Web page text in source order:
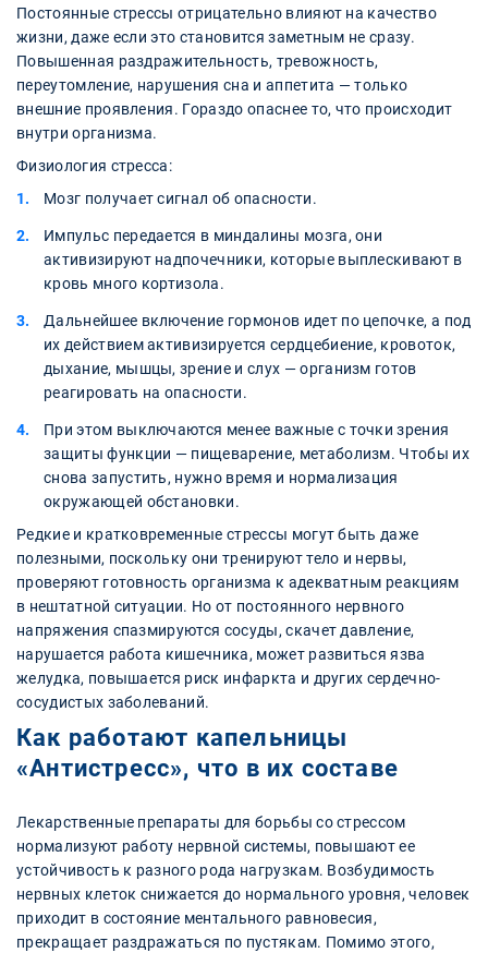
Постоянные стрессы отрицательно влияют на качество
жизни, даже если это становится заметным не сразу.
Повышенная раздражительность, тревожность,
переутомление, нарушения сна и аппетита — только
внешние проявления. Гораздо опаснее то, что происходит
внутри организма.
Физиология стресса:
Мозг получает сигнал об опасности.
Импульс передается в миндалины мозга, они
активизируют надпочечники, которые выплескивают в
кровь много кортизола.
Дальнейшее включение гормонов идет по цепочке, а под
их действием активизируется сердцебиение, кровоток,
дыхание, мышцы, зрение и слух — организм готов
реагировать на опасности.
При этом выключаются менее важные с точки зрения
защиты функции — пищеварение, метаболизм. Чтобы их
снова запустить, нужно время и нормализация
окружающей обстановки.
Редкие и кратковременные стрессы могут быть даже
полезными, поскольку они тренируют тело и нервы,
проверяют готовность организма к адекватным реакциям
в нештатной ситуации. Но от постоянного нервного
напряжения спазмируются сосуды, скачет давление,
нарушается работа кишечника, может развиться язва
желудка, повышается риск инфаркта и других сердечно-
сосудистых заболеваний.
Как работают капельницы
«Антистресс», что в их составе
Лекарственные препараты для борьбы со стрессом
нормализуют работу нервной системы, повышают ее
устойчивость к разного рода нагрузкам. Возбудимость
нервных клеток снижается до нормального уровня, человек
приходит в состояние ментального равновесия,
прекращает раздражаться по пустякам. Помимо этого,